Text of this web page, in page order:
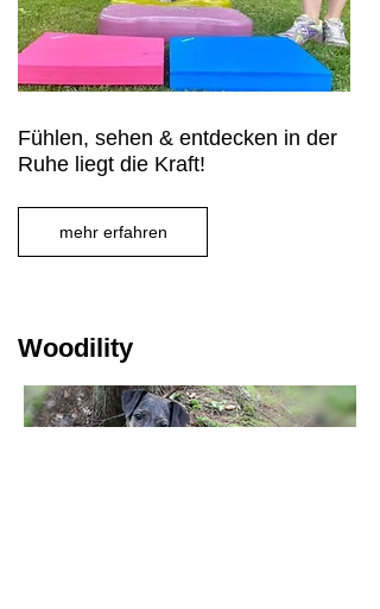
Fühlen, sehen & entdecken in der
Ruhe liegt die Kraft!
mehr erfahren
Woodility